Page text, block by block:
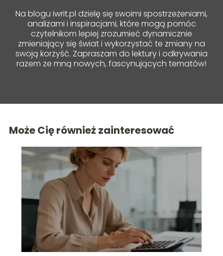
Na blogu iwrit.pl dzielę się swoimi spostrzeżeniami,
analizami i inspiracjami, które mogą pomóc
czytelnikom lepiej zrozumieć dynamicznie
zmieniający się świat i wykorzystać te zmiany na
swoją korzyść. Zapraszam do lektury i odkrywania
razem ze mną nowych, fascynujących tematów!
Może Cię również zainteresować